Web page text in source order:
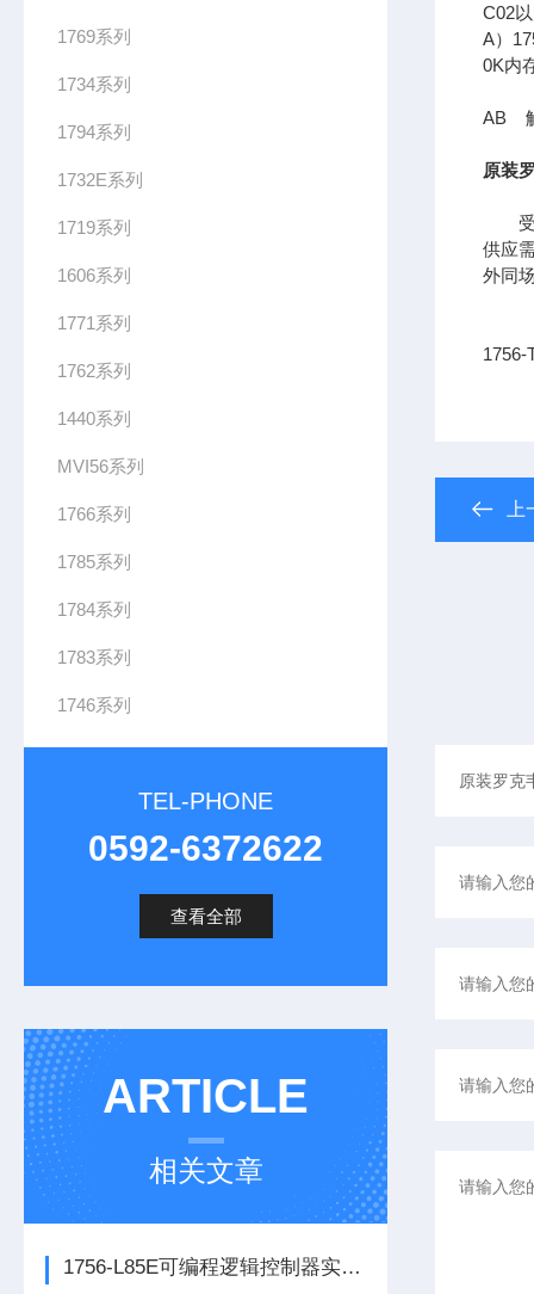
1769系列
1734系列
1794系列
1732E系列
1719系列
1606系列
1771系列
1762系列
1440系列
MVI56系列
1766系列
1785系列
1784系列
1783系列
1746系列
TEL-PHONE
0592-6372622
查看全部
ARTICLE
相关文章
1756-L85E可编程逻辑控制器实操应用常见问题分析及解决方法探讨
C02
A）
0K内
AB
原装
受到
供应
外同
1756-